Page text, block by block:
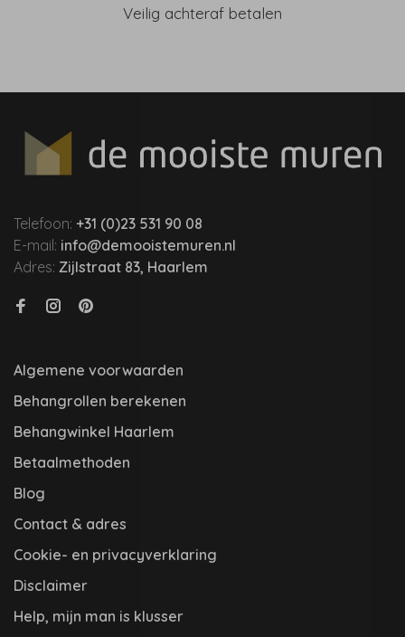
Veilig achteraf betalen
Telefoon: +31 (0)23 531 90 08
E-mail: info@demooistemuren.nl
Adres: Zijlstraat 83, Haarlem
Algemene voorwaarden
Behangrollen berekenen
Behangwinkel Haarlem
Betaalmethoden
Blog
Contact & adres
Cookie- en privacyverklaring
Disclaimer
Help, mijn man is klusser